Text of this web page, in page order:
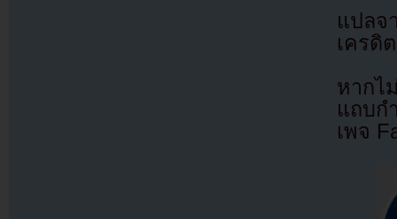
แปล
เครดิ
หากไ
แถบก
เพจ